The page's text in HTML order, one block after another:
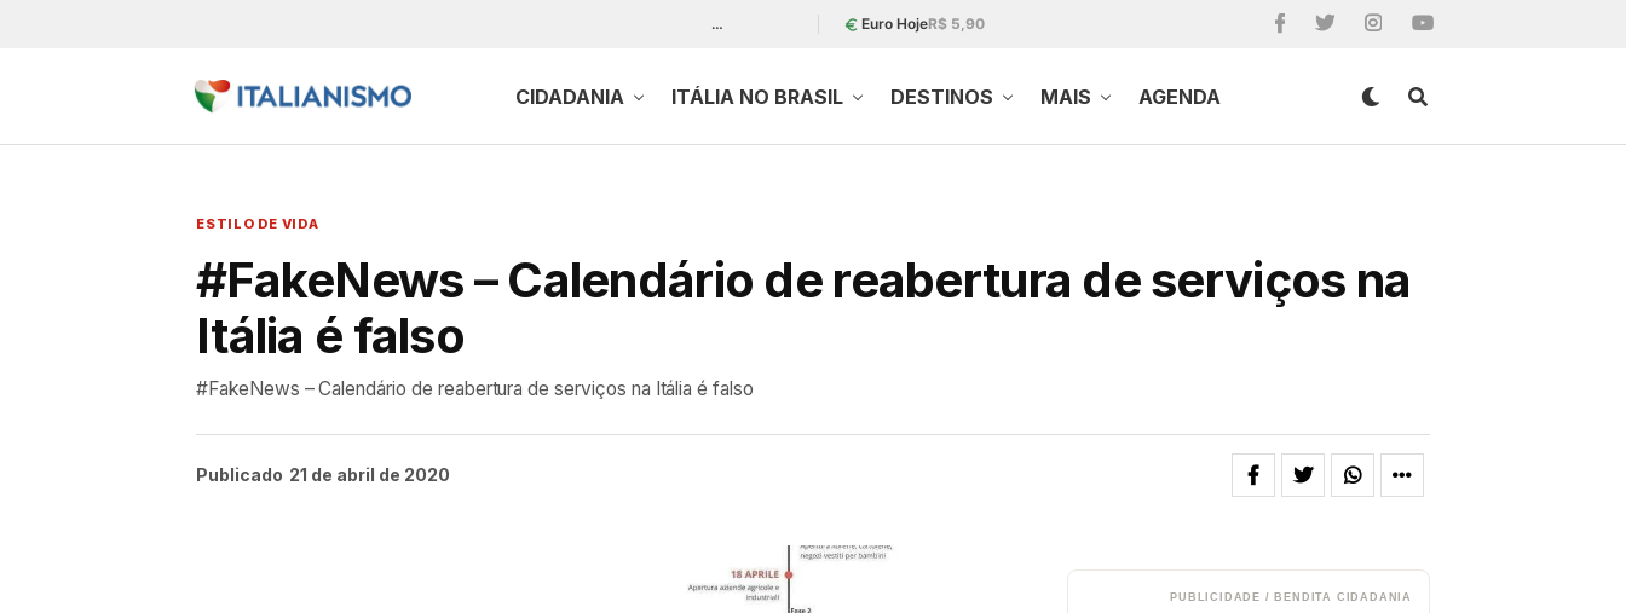
… Euro HojeR$ 5,90
CIDADANIA ITÁLIA NO BRASIL DESTINOS MAIS AGENDA
ESTILO DE VIDA
#FakeNews – Calendário de reabertura de serviços na
Itália é falso
#FakeNews – Calendário de reabertura de serviços na Itália é falso
Publicado 21 de abril de 2020
PUBLICIDADE / BENDITA CIDADANIA